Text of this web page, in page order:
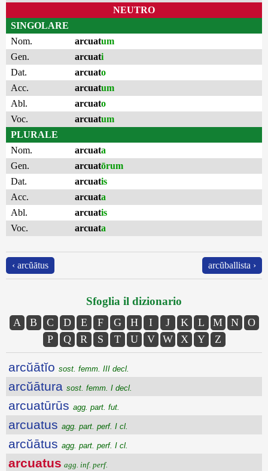
NEUTRO
SINGOLARE
Nom.
arcuatum
Gen.
arcuati
Dat.
arcuato
Acc.
arcuatum
Abl.
arcuato
Voc.
arcuatum
PLURALE
Nom.
arcuata
Gen.
arcuatōrum
Dat.
arcuatis
Acc.
arcuata
Abl.
arcuatis
Voc.
arcuata
‹ arcŭātus arcŭballista ›
Sfoglia il dizionario
A B C D E F G H I J K L M N
O
P
Q R S T U V W X Y Z
arcŭātĭo sost. femm. III decl.
arcŭātura sost. femm. I decl.
arcuatūrūs agg. part. fut.
arcuatus agg. part. perf. I cl.
arcŭātus agg. part. perf. I cl.
arcuatus agg. inf. perf.